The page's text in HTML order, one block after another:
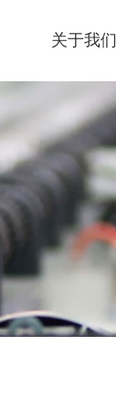
关于我们